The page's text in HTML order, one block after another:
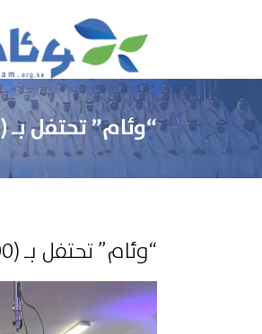
“وئام” تحتفل بـ (300) برنامج لتأهيل المقبلين على الزواج